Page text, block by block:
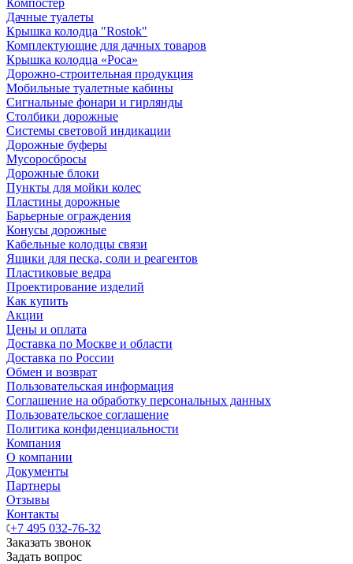
Компостер
Дачные туалеты
Крышка колодца "Rostok"
Комплектующие для дачных товаров
Крышка колодца «Роса»
Дорожно-строительная продукция
Мобильные туалетные кабины
Сигнальные фонари и гирлянды
Столбики дорожные
Системы световой индикации
Дорожные буферы
Мусоросбросы
Дорожные блоки
Пункты для мойки колес
Пластины дорожные
Барьерные ограждения
Конусы дорожные
Кабельные колодцы связи
Ящики для песка, соли и реагентов
Пластиковые ведра
Проектирование изделий
Как купить
Акции
Цены и оплата
Доставка по Москве и области
Доставка по России
Обмен и возврат
Пользовательская информация
Соглашение на обработку персональных данных
Пользовательское соглашение
Политика конфиденциальности
Компания
О компании
Документы
Партнеры
Отзывы
Контакты
+7 495 032-76-32
Заказать звонок
Задать вопрос